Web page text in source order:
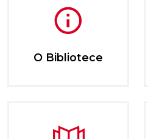
O Bibliotece